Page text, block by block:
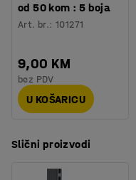
od 50 kom : 5 boja
Art. br.:101271
9,00 KM
bez PDV
U KOŠARICU
Slični proizvodi